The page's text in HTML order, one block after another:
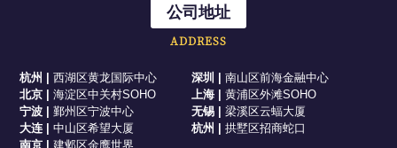
公司地址
ADDRESS
杭州 |西湖区黄龙国际中心 深圳 | 南山区前海金融中心
北京 |海淀区中关村SOHO 上海| 黄浦区外滩SOHO
宁波 |鄞州区宁波中心 无锡| 梁溪区云蝠大厦
大连 |中山区希望大厦 杭州 | 拱墅区招商蛇口
南京 |建邺区金鹰世界